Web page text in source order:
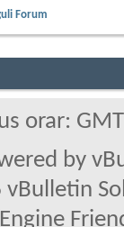
Forum
orar:
by